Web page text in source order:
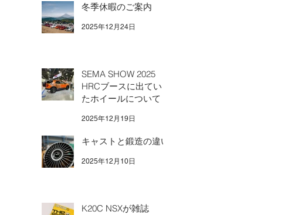
冬季休暇のご案内
2025年12月24日
SEMA SHOW 2025
HRCブースに出てい
たホイールについて
2025年12月19日
キャストと鍛造の違い
2025年12月10日
K20C NSXが雑誌